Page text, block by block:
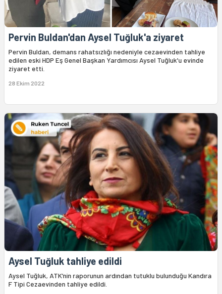
Pervin Buldan'dan Aysel Tuğluk'a ziyaret
Pervin Buldan, demans rahatsızlığı nedeniyle cezaevinden tahliye
edilen eski HDP Eş Genel Başkan Yardımcısı Aysel Tuğluk'u evinde
ziyaret etti.
28 Ekim 2022
Aysel Tuğluk tahliye edildi
Aysel Tuğluk, ATK’nin raporunun ardından tutuklu bulunduğu Kandıra
F Tipi Cezaevinden tahliye edildi.